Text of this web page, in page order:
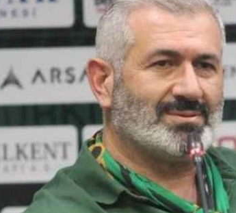
GENEL
Okullara 30 bin güvenlik
personeli alınacak